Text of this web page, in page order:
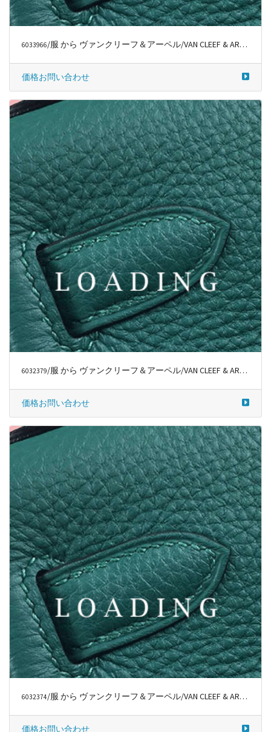
6033966/服 から ヴァンクリーフ＆アーペル/VAN CLEEF & ARPELS
価格お問い合わせ
6032379 /服 から ヴァンクリーフ＆アーペル/VAN CLEEF & ARPELS
価格お問い合わせ